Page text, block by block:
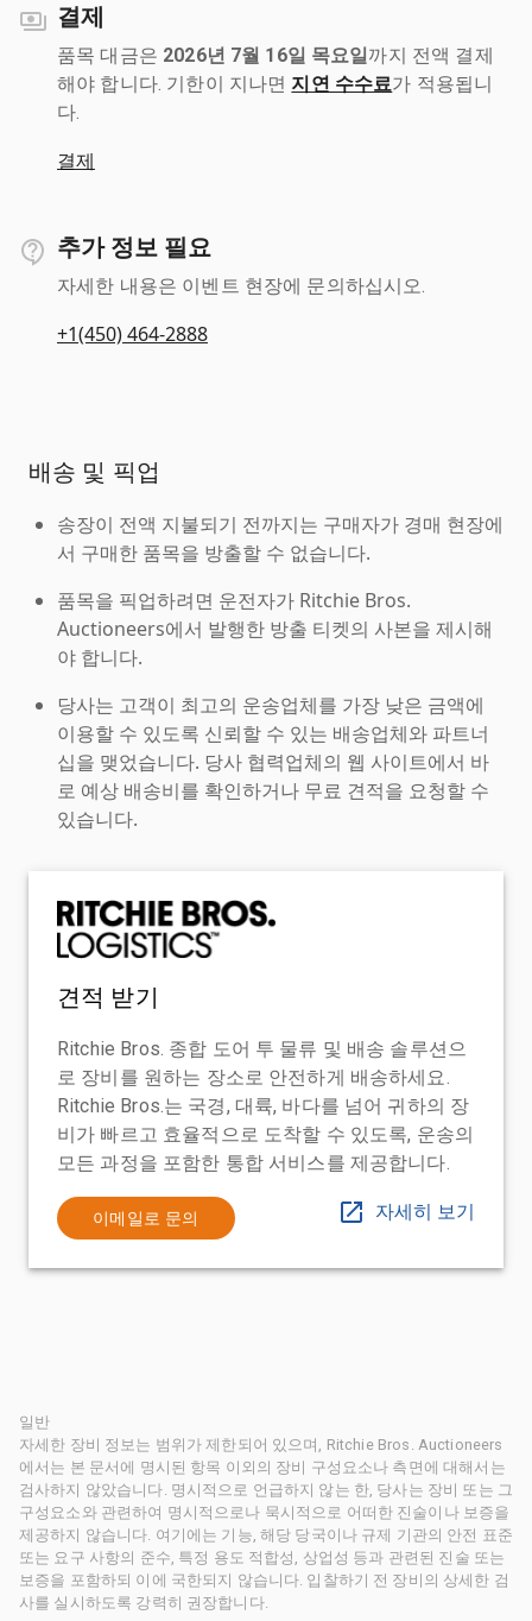
결제
품목 대금은 2026년 7월 16일 목요일까지 전액 결제
해야 합니다. 기한이 지나면 지연 수수료가 적용됩니
다.
결제
추가 정보 필요
자세한 내용은 이벤트 현장에 문의하십시오.
+1(450) 464-2888
배송 및 픽업
송장이 전액 지불되기 전까지는 구매자가 경매 현장에
서 구매한 품목을 방출할 수 없습니다.
품목을 픽업하려면 운전자가 Ritchie Bros.
Auctioneers에서 발행한 방출 티켓의 사본을 제시해
야 합니다.
당사는 고객이 최고의 운송업체를 가장 낮은 금액에
이용할 수 있도록 신뢰할 수 있는 배송업체와 파트너
십을 맺었습니다. 당사 협력업체의 웹 사이트에서 바
로 예상 배송비를 확인하거나 무료 견적을 요청할 수
있습니다.
견적 받기
Ritchie Bros. 종합 도어 투 물류 및 배송 솔루션으
로 장비를 원하는 장소로 안전하게 배송하세요.
Ritchie Bros.는 국경, 대륙, 바다를 넘어 귀하의 장
비가 빠르고 효율적으로 도착할 수 있도록, 운송의
모든 과정을 포함한 통합 서비스를 제공합니다.
이메일로 문의 자세히 보기
일반
자세한 장비 정보는 범위가 제한되어 있으며, Ritchie Bros. Auctioneers
에서는 본 문서에 명시된 항목 이외의 장비 구성요소나 측면에 대해서는
검사하지 않았습니다. 명시적으로 언급하지 않는 한, 당사는 장비 또는 그
구성요소와 관련하여 명시적으로나 묵시적으로 어떠한 진술이나 보증을
제공하지 않습니다. 여기에는 기능, 해당 당국이나 규제 기관의 안전 표준
또는 요구 사항의 준수, 특정 용도 적합성, 상업성 등과 관련된 진술 또는
보증을 포함하되 이에 국한되지 않습니다. 입찰하기 전 장비의 상세한 검
사를 실시하도록 강력히 권장합니다.